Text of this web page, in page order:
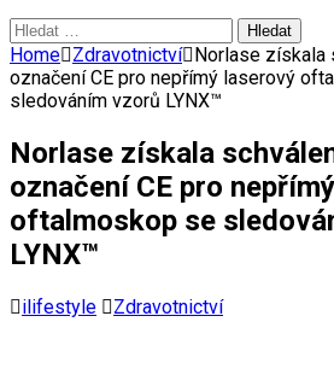
Vyhledávání
Home Zdravotnictví Norlase získala
označení CE pro nepřímý laserový
sledováním vzorů LYNX™
Norlase získala
označení CE pro
oftalmoskop se
LYNX™
ilifestyle Zdravotnictví